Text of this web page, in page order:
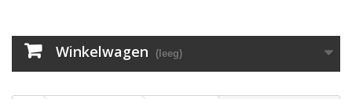
Winkelwagen (leeg)